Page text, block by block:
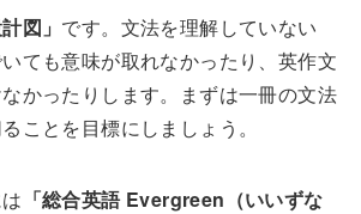
図」 です。文法を理解していない
ても意味が取れなかったり、英作文
かったりします。まずは一冊の文法
ことを目標にしましょう。
「総合英語 Evergreen（いいずな